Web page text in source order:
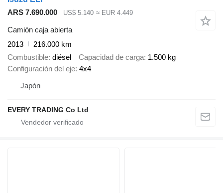
ARS 7.690.000
US$ 5.140 ≈ EUR 4.449
Camión caja abierta
2013
216.000 km
Combustible diésel Capacidad de carga 1.500 kg
Configuración del eje 4x4
Japón
EVERY TRADING Co Ltd